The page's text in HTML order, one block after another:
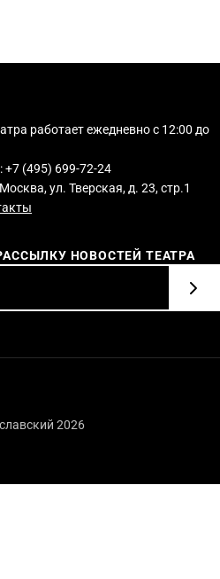
работает ежедневно с 12:00 до
+7 (495) 699-72-24
ул. Тверская, д. 23, стр.1
НОВОСТЕЙ ТЕАТРА
2026